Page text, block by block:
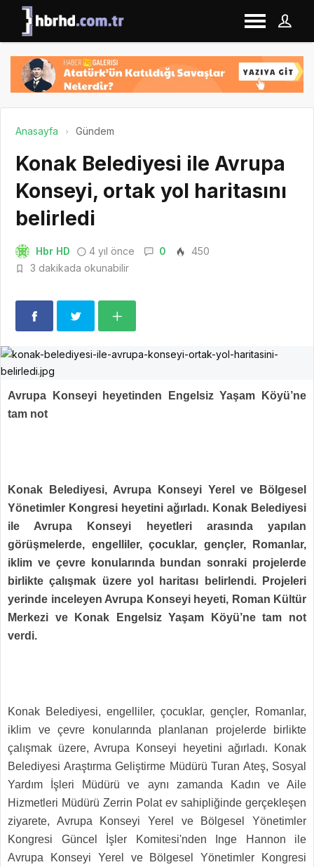
Anasayfa Gündem
Konak Belediyesi ile Avrupa
Konseyi, ortak yol haritasını
belirledi
Hbr HD 4 yıl önce 0
450
3 dakikada okunabilir
Avrupa Konseyi heyetinden Engelsiz Yaşam Köyü’ne
tam not
Konak Belediyesi, Avrupa Konseyi Yerel ve Bölgesel
Yönetimler Kongresi heyetini ağırladı. Konak Belediyesi
ile Avrupa Konseyi heyetleri arasında yapılan
görüşmelerde, engelliler, çocuklar, gençler, Romanlar,
iklim ve çevre konularında bundan sonraki projelerde
birlikte çalışmak üzere yol haritası belirlendi. Projeleri
yerinde inceleyen Avrupa Konseyi heyeti, Roman Kültür
Merkezi ve Konak Engelsiz Yaşam Köyü’ne tam not
verdi.
Konak Belediyesi, engelliler, çocuklar, gençler, Romanlar,
iklim ve çevre konularında planlanan projelerde birlikte
çalışmak üzere, Avrupa Konseyi heyetini ağırladı. Konak
Belediyesi Araştırma Geliştirme Müdürü Turan Ateş, Sosyal
Yardım İşleri Müdürü ve aynı zamanda Kadın ve Aile
Hizmetleri Müdürü Zerrin Polat ev sahipliğinde gerçekleşen
ziyarete, Avrupa Konseyi Yerel ve Bölgesel Yönetimler
Kongresi Güncel İşler Komitesi'nden Inge Hannon ile
Avrupa Konseyi Yerel ve Bölgesel Yönetimler Kongresi